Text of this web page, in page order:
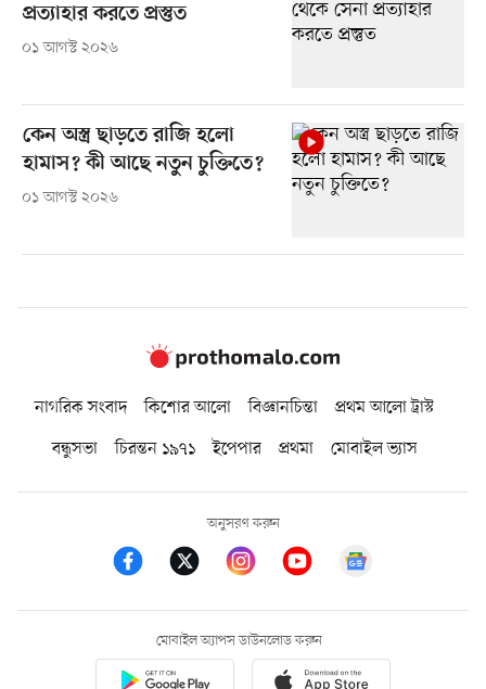
প্রত্যাহার করতে প্রস্তুত
০১ আগস্ট ২০২৬
কেন অস্ত্র ছাড়তে রাজি হলো
হামাস? কী আছে নতুন চুক্তিতে?
০১ আগস্ট ২০২৬
নাগরিক সংবাদ কিশোর আলো বিজ্ঞানচিন্তা
প্রথম আলো ট্রাস্ট
বন্ধুসভা
চিরন্তন ১৯৭১ ইপেপার প্রথমা মোবাইল ভ্যাস
অনুসরণ করুন
মোবাইল অ্যাপস ডাউনলোড করুন